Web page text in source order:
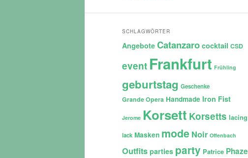
SCHLAGWÖRTER
Angebote Catanzaro cocktail CSD
event Frankfurt Frühling
geburtstag Geschenke
Grande Opera Handmade Iron Fist
Jerome Korsett Korsetts lacing
lack Masken mode Noir Offenbach
Outfits parties party Patrice Phaze